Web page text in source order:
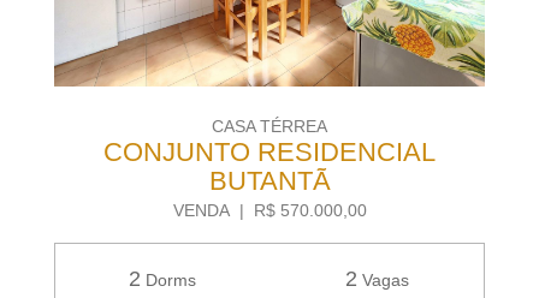
CASA TÉRREA
CONJUNTO RESIDENCIAL
BUTANTÃ
VENDA | R$ 570.000,00
2 Dorms 2 Vagas